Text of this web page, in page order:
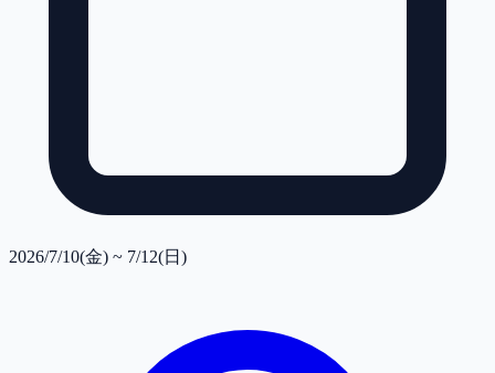
2026/7/10(金) ~ 7/12(日)